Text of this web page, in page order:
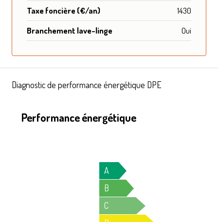
Taxe foncière (€/an)
1430
Branchement lave-linge
Oui
Diagnostic de performance énergétique DPE
Performance énergétique
A
B
C